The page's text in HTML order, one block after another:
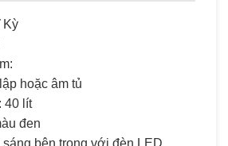
Kỳ
hoặc âm tủ
40 lít
đen